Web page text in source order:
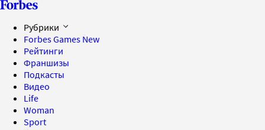
Рубрики
Forbes Games New
Рейтинги
Франшизы
Подкасты
Видео
Life
Woman
Sport